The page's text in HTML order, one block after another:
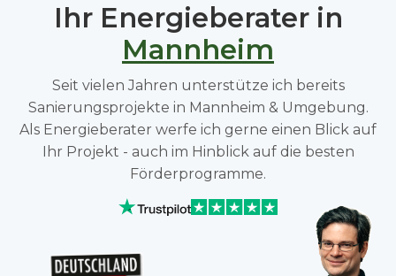
Ihr Energieberater in
Mannheim
Seit vielen Jahren unterstütze ich bereits
Sanierungsprojekte in Mannheim & Umgebung.
Als Energieberater werfe ich gerne einen Blick auf
Ihr Projekt - auch im Hinblick auf die besten
Förderprogramme.